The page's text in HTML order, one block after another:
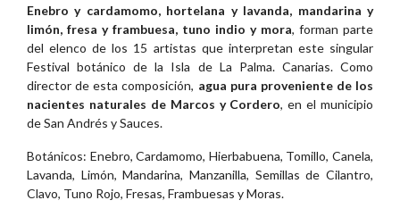
Enebro y cardamomo, hortelana y lavanda, mandarina y
limón, fresa y frambuesa, tuno indio y mora, forman parte
del elenco de los 15 artistas que interpretan este singular
Festival botánico de la Isla de La Palma. Canarias. Como
director de esta composición, agua pura proveniente de los
nacientes naturales de Marcos y Cordero, en el municipio
de San Andrés y Sauces.
Botánicos: Enebro, Cardamomo, Hierbabuena, Tomillo, Canela,
Lavanda, Limón, Mandarina, Manzanilla, Semillas de Cilantro,
Clavo, Tuno Rojo, Fresas, Frambuesas y Moras.